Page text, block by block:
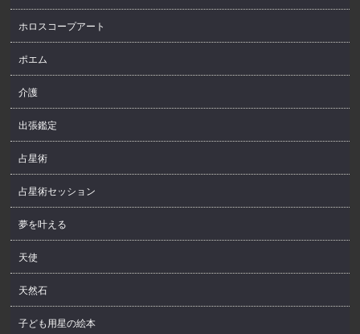
ホロスコープアート
ポエム
介護
出張鑑定
占星術
占星術セッション
夢を叶える
天使
天然石
子ども用星の絵本